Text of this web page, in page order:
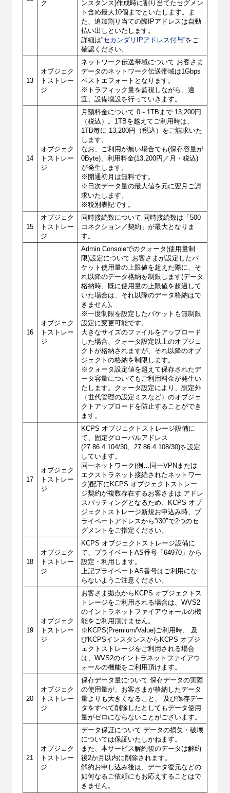
ク
ンスタンス)作成時に割り当てたセグメン
ト含め最大10個までといたします。ま
た、追加割り当ての際IPアドレスは自動
払い出しといたします。
詳細は”セカンダリIPアドレス付与”をご
確認ください。
13
オブジェク
トストレー
ジ
ネットワーク伝送帯域について お客さま
データのネットワーク伝送帯域は1Gbps
ベストエフォートとなります。
※トラフィック量を監視しながら、適
宜、設備増設を行っていきます。
14
オブジェク
トストレー
ジ
月額料金について 0～1TBまで 13,200円
（税込）。1TBを越えてご利用時は、
1TB毎に 13,200円（税込）をご請求いた
します。
なお、ご利用が無い場合でも(保存容量が
0Byte)、利用料金(13,200円／月・税込)
が発生します。
※開通初月は無料です。
※日次データ量の最大値を元に翌月ご請
求いたします。
※税別表記です。
15
オブジェク
トストレー
ジ
同時接続数について 同時接続数は「500
コネクション／契約」が最大となりま
す。
16
オブジェク
トストレー
ジ
Admin Consoleでのクォータ(使用量制
限)設定について お客さまが設定したバ
ケット使用量の上限値を超えた際に、そ
れ以降のデータ格納を制限します(データ
格納時、既に使用量の上限値を超過して
いた場合は、それ以降のデータ格納はで
きません)。
※一度制限を設定したバケットも無制限
設定に変更可能です。
大きなサイズのファイルをアップロード
した場合、クォータ設定以上のオブジェ
クトが格納されますが、それ以降のオブ
ジェクトの格納を制限します。
※クォータ設定値を超えて保存されたデ
ータ容量についてもご利用料金が発生い
たします。クォータ設定により、想定外
（世代管理の設定ミスなど）のオブジェ
クトアップロードを防止することができ
ます。
17
オブジェク
トストレー
ジ
KCPS オブジェクトストレージ設備に
て、固定グローパルアドレス
(27.86.4.104/30、27.86.4.108/30)を設定
しています。
同一ネットワーク(例…同一VPNまたは
エクストラネット接続されたネットワー
ク)配下にKCPS オブジェクトストレー
ジ契約が複数存在するお客さまは アドレ
スバッティングとなるため、KCPS オブ
ジェクトストレージ新規お申込み時、プ
ライベートアドレスから”/30″で2つのセ
グメントをご指定ください。
18
オブジェク
トストレー
ジ
KCPS オブジェクトストレージ設備に
て、プライベートAS番号「64970」から
設定・利用します。
上記プライベートAS番号はご利用にな
らないようご注意ください。
19
オブジェク
トストレー
ジ
お客さま拠点からKCPS オブジェクトス
トレージをご利用される場合は、WVS2
のイントラネットファイアウォールの機
能をご利用頂けません。
※KCPS(Premium/Value)ご利用時、 及
びKCPSインスタンスからKCPS オブジ
ェクトストレージをご利用される場合
は、WVS2のイントラネットファイアウ
ォールの機能をご利用頂けます。
20
オブジェク
トストレー
ジ
保存データ量について 保存データの実際
の使用量が、お客さまが格納したデータ
量よりも大きくなること、 及び保存デー
タをすべて削除したとしてもデータ使用
量がゼロにならないことがございます。
21
オブジェク
トストレー
ジ
データ保証について データの損失・破壊
については保証いたしかねます。
また、本サービス解約後のデータは解約
後2か月以内に削除されます。
解約お申し込み後は、データ復元などの
如何なるご依頼にもお応えすることはで
きません。